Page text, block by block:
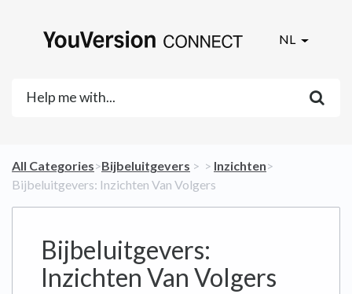
NL
All Categories​>​​Bijbeluitgevers ​ > ​ ​ > ​ ​Inzichten​>​
Bijbeluitgevers: Inzichten Van Volgers
Bijbeluitgevers:
Inzichten Van Volgers